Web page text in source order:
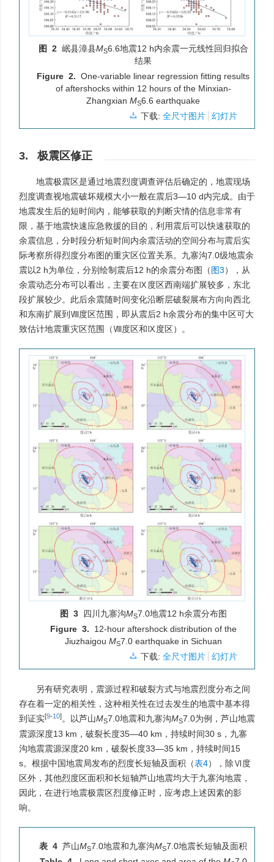
图 2 岷县漳县MS6.6地震12 h内余震一元线性回归拟合
结果
Figure 2. One-variable linear regression fitting results
of aftershocks within 12 hours of the Minxian-
Zhangxian MS6.6 earthquake
下载: 全尺寸图片 幻灯片
3. 极震区修正
地震极震区是通过地震烈度调查评估后确定的，地震现场
烈度调查视地震破坏规模大小一般在震后3—10 d内完成。由于
地震发生后的短时间内，能够获取的判断灾情的信息非常有
限，基于地震快速应急救援的目的，利用震后可以快速获取的
余震信息，分时段分析短时间内余震活动的空间分布与震后实
际考察所得烈度分布图的重灾区位置关系。九寨沟7.0级地震余
震以2 h为单位，分别绘制震后12 h的余震分布图（图3），从
余震动态分布可以看出，主要在Ⅸ度区西南端扩展较多，东北
段扩展较少。此后余震随时间变化沿断层破裂展布方向向西北
和东南扩展到Ⅷ度区范围，即从震后2 h余震分布的集中区可大
致估计地震重灾区范围（Ⅷ度区和Ⅸ度区）。
图 3 四川九寨沟MS7.0地震12 h余震分布图
Figure 3.
12-hour aftershock distribution of the
Jiuzhaigou MS7.0 earthquake in Sichuan
下载: 全尺寸图片 幻灯片
另有研究表明，震源过程和破裂方式与地震烈度分布之间
存在着一定的相关性，这种相关性在过去发生的地震中基本得
到证实[9-10]。以芦山MS7.0地震和九寨沟MS7.0为例，芦山地震
震源深度13 km，破裂长度35—40 km，持续时间30 s，九寨
沟地震震源深度20 km，破裂长度33—35 km，持续时间15
s。根据中国地震局发布的烈度长短轴及面积（表4），除Ⅵ度
区外，其他烈度区面积和长短轴芦山地震均大于九寨沟地震，
因此，在进行地震极震区烈度修正时，应考虑上述因素的影
响。
表 4 芦山MS7.0地震和九寨沟MS7.0地震长短轴及面积